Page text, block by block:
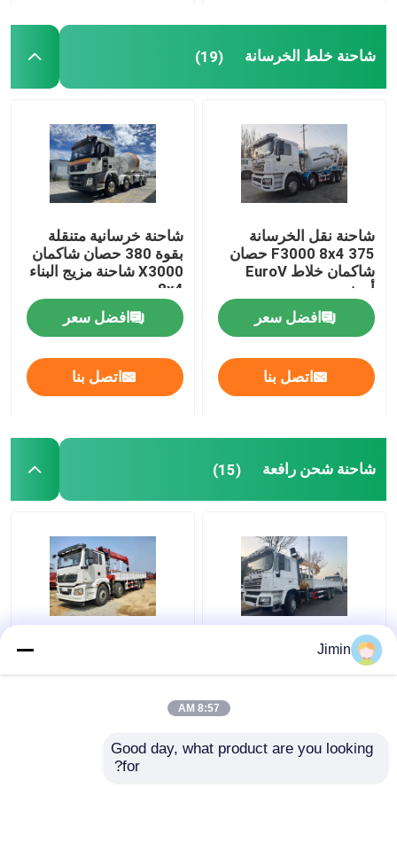
شاحنة خلط الخرسانة (19)
شاحنة نقل الخرسانة
F3000 8x4 375 حصان
شاكمان خلاط EuroV
أبيض
افضل سعر
اتصل بنا
شاحنة خرسانية متنقلة
بقوة 380 حصان شاكمان
X3000 شاحنة مزيج البناء
8x4 يورو
افضل سعر
اتصل بنا
شاحنة شحن رافعة (15)
2
Jimin
8:57 AM
Good day, what product are you looking
for?